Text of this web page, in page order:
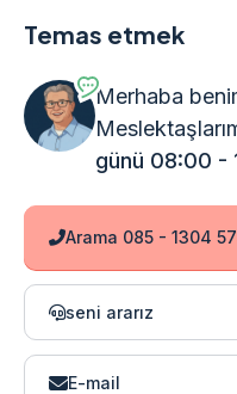
Temas etmek
Merhaba
günü 08:00 -
Arama 085 - 1304
seni ararız
E-mail